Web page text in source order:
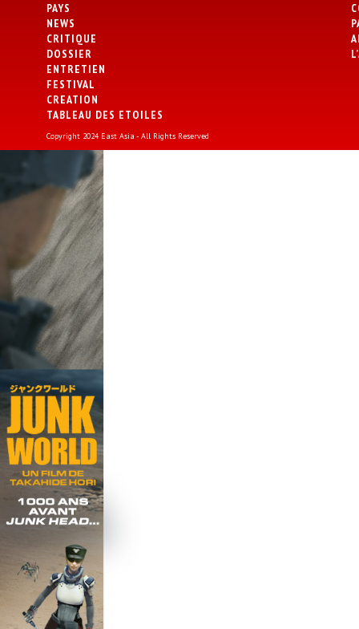
PAYS
NEWS
CRITIQUE
DOSSIER
ENTRETIEN
FESTIVAL
CREATION
TABLEAU DES ETOILES
Copyright 2024 East Asia - All Rights Reserved